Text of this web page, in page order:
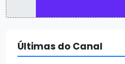
Últimas do Canal